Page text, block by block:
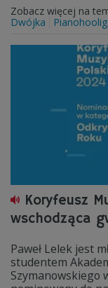
Zobacz więcej na
Dwójka
Koryfeusz
wschodząca
Paweł Lelek jest
studentem
Szymanowskiego